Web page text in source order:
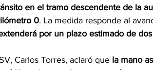
en el tramo descendente de la
0. La medida responde al
por un plazo estimado de
Carlos Torres, aclaró que la mano